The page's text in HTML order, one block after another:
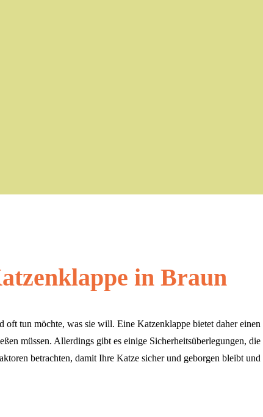
in Braun
tun möchte, was sie will. Eine Katzenklappe bietet daher
müssen. Allerdings gibt es einige Sicherheitsüberlegungen,
betrachten, damit Ihre Katze sicher und geborgen bleibt